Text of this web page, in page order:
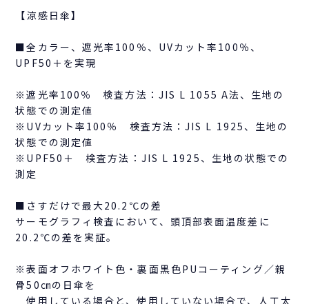
【涼感日傘】
■全カラー、遮光率100％、UVカット率100％、
UPF50＋を実現
※遮光率100％ 検査方法：JIS L 1055 A法、生地の
状態での測定値
※UVカット率100％ 検査方法：JIS L 1925、生地の
状態での測定値
※UPF50＋ 検査方法：JIS L 1925、生地の状態での
測定
■さすだけで最大20.2℃の差
サーモグラフィ検査において、頭頂部表面温度差に
20.2℃の差を実証。
※表面オフホワイト色・裏面黒色PUコーティング／親
骨50㎝の日傘を
使用している場合と、使用していない場合で、人工太